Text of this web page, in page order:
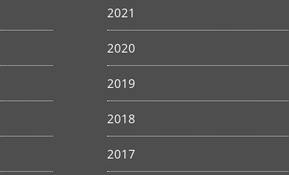
2021
2020
2019
2018
2017